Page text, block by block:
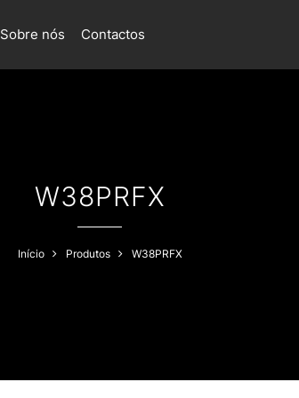
Sobre nós Contactos
W38PRFX
Início Produtos W38PRFX